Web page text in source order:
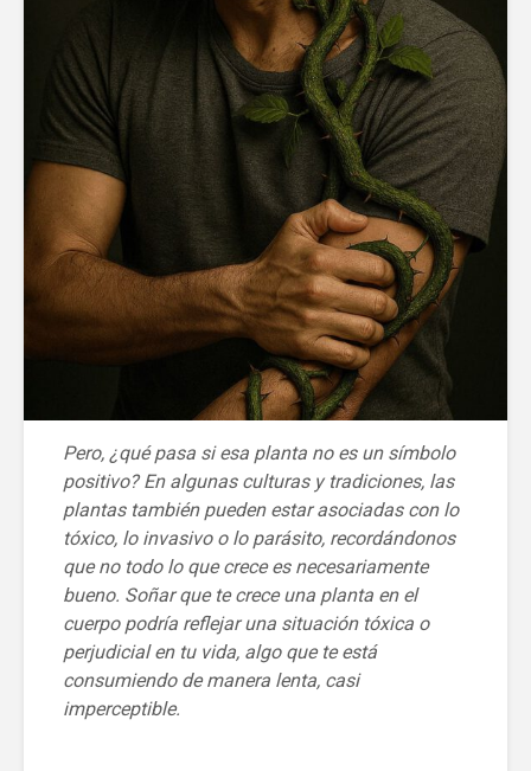
Pero, ¿qué pasa si esa planta no es un símbolo
positivo? En algunas culturas y tradiciones, las
plantas también pueden estar asociadas con lo
tóxico, lo invasivo o lo parásito, recordándonos
que no todo lo que crece es necesariamente
bueno. Soñar que te crece una planta en el
cuerpo podría reflejar una situación tóxica o
perjudicial en tu vida, algo que te está
consumiendo de manera lenta, casi
imperceptible.